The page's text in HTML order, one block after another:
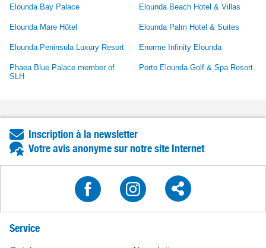
Elounda Bay Palace Elounda Beach Hotel & Villas
Elounda Mare Hôtel Elounda Palm Hotel & Suites
Elounda Peninsula Luxury Resort Enorme Infinity Elounda
Phaea Blue Palace member of
SLH
Porto Elounda Golf & Spa Resort
Inscription à la newsletter
Votre avis anonyme sur notre site Internet
Service